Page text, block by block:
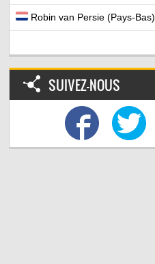
Robin van Persie (Pays-Bas)
SUIVEZ-NOUS